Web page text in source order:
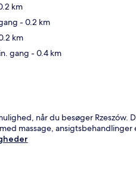
km
- 0.2 km
km
gang - 0.4 km
når du besøger Rzeszów.
massage, ansigtsbehandlinger